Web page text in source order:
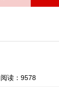
阅读：9578